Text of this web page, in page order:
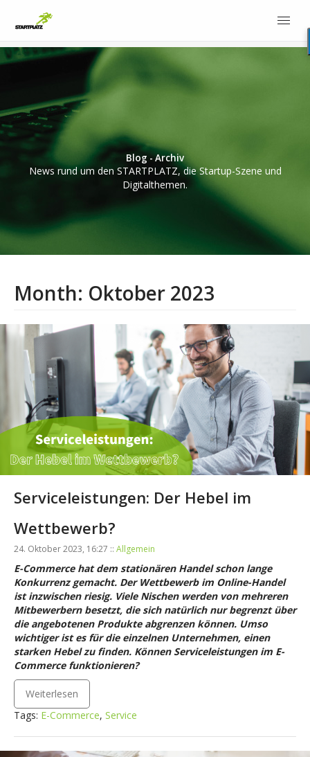
Blog - Archiv
News rund um den STARTPLATZ, die Startup-Szene und
Digitalthemen.
Month: Oktober 2023
Serviceleistungen: Der Hebel im
Wettbewerb?
24. Oktober 2023, 16:27 :: Allgemein
E-Commerce hat dem stationären Handel schon lange
Konkurrenz gemacht. Der Wettbewerb im Online-Handel
ist inzwischen riesig. Viele Nischen werden von mehreren
Mitbewerbern besetzt, die sich natürlich nur begrenzt über
die angebotenen Produkte abgrenzen können. Umso
wichtiger ist es für die einzelnen Unternehmen, einen
starken Hebel zu finden. Können Serviceleistungen im E-
Commerce funktionieren?
Weiterlesen
Tags: E-Commerce, Service